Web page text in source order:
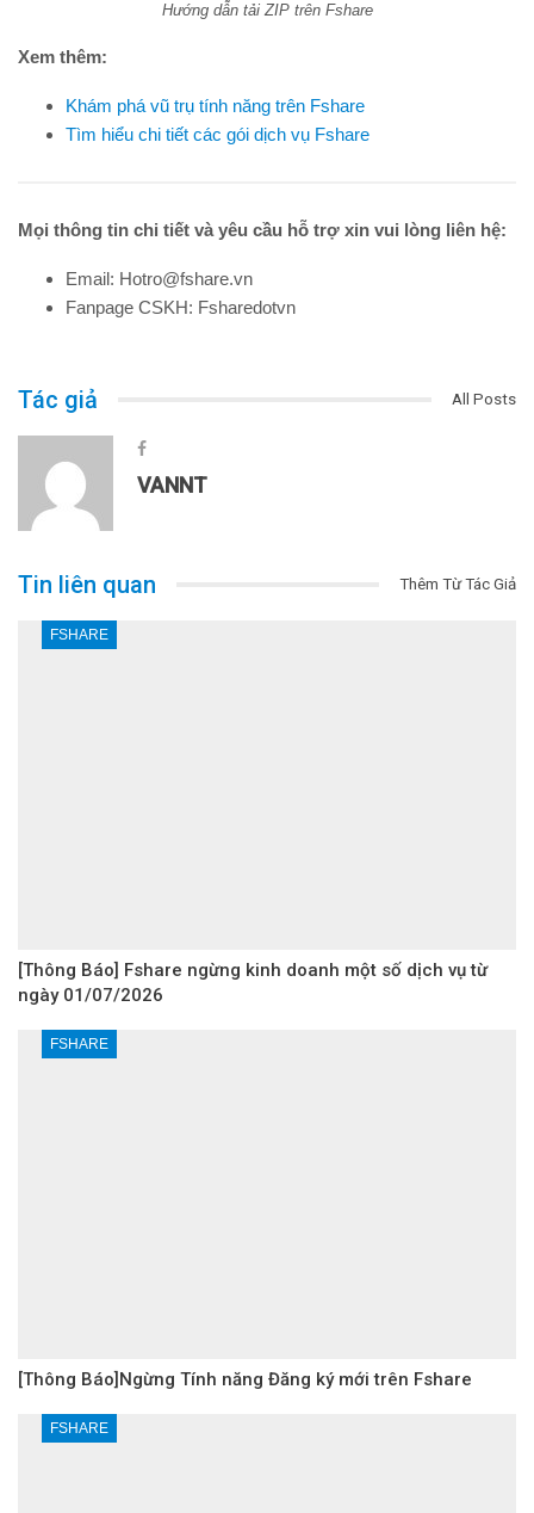
Hướng dẫn tải ZIP trên Fshare
Xem thêm:
Khám phá vũ trụ tính năng trên Fshare
Tìm hiểu chi tiết các gói dịch vụ Fshare
Mọi thông tin chi tiết và yêu cầu hỗ trợ xin vui lòng liên hệ:
Email: Hotro@fshare.vn
Fanpage CSKH: Fsharedotvn
Tác giả All Posts
VANNT
Tin liên quan Thêm Từ Tác Giả
FSHARE
[Thông Báo] Fshare ngừng kinh doanh một số dịch vụ từ
ngày 01/07/2026
FSHARE
[Thông Báo]Ngừng Tính năng Đăng ký mới trên Fshare
FSHARE